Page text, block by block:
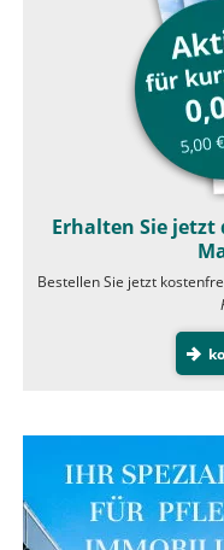
Erhalten Sie jetzt
Bestellen Sie jetzt